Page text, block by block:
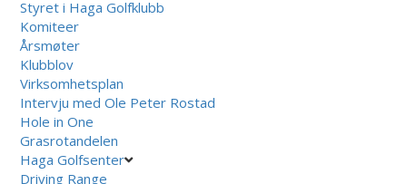
Styret i Haga Golfklubb
Komiteer
Årsmøter
Klubblov
Virksomhetsplan
Intervju med Ole Peter Rostad
Hole in One
Grasrotandelen
Haga Golfsenter
Driving Range